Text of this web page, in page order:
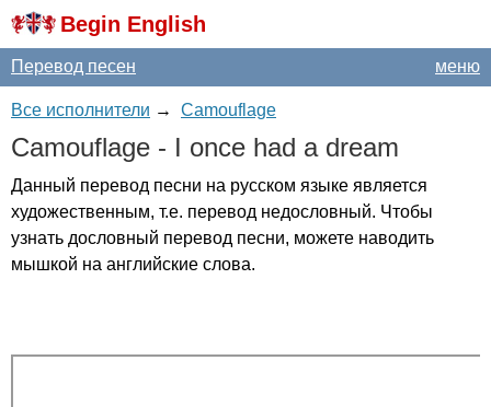
Begin English
меню
Перевод песен
Все исполнители → Camouflage
Camouflage - I once had a dream
Данный перевод песни на русском языке является
художественным, т.е. перевод недословный. Чтобы
узнать дословный перевод песни, можете наводить
мышкой на английские слова.